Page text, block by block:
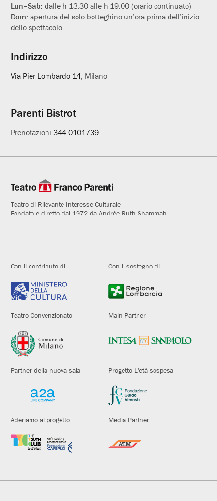
Lun–Sab:dalle h 13.30 alle h 19.00 (orario continuato)
Dom:apertura del solo botteghino un’ora prima dell’inizio
dello spettacolo.
Indirizzo
Via Pier Lombardo 14 , Milano
Parenti Bistrot
Prenotazioni344.0101739
Teatro di Rilevante Interesse Culturale
Fondato e diretto dal 1972 da Andrée Ruth Shammah
Con il contributo di Con il sostegno di
Teatro Convenzionato Main Partner
Partner della nuova sala Progetto L'età sospesa
Aderiamo al progetto Media Partner